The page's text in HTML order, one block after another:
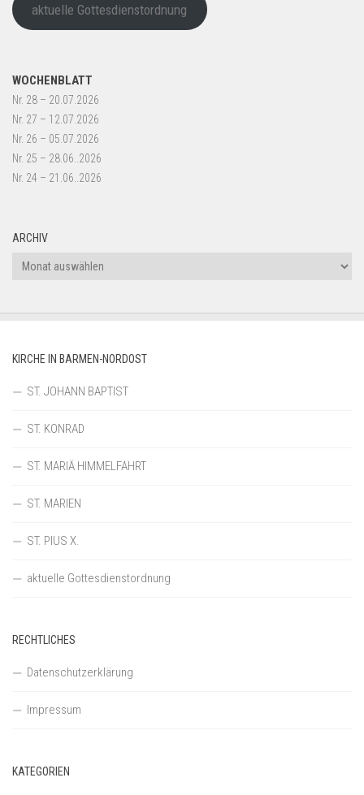
aktuelle Gottesdienstordnung
WOCHENBLATT
Nr. 28 – 20.07.2026
Nr. 27 – 12.07.2026
Nr. 26 – 05.07.2026
Nr. 25 – 28.06..2026
Nr. 24 – 21.06..2026
ARCHIV
Archiv
KIRCHE IN BARMEN-NORDOST
ST. JOHANN BAPTIST
ST. KONRAD
ST. MARIÄ HIMMELFAHRT
ST. MARIEN
ST. PIUS X.
aktuelle Gottesdienstordnung
RECHTLICHES
Datenschutzerklärung
Impressum
KATEGORIEN